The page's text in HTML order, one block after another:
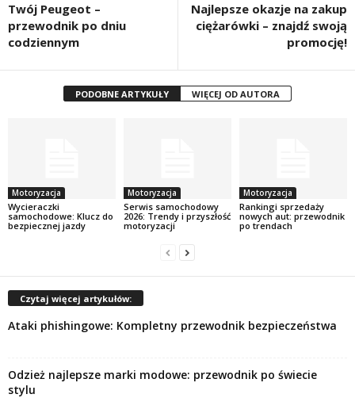
Twój Peugeot –
przewodnik po dniu
codziennym
Najlepsze okazje na zakup
ciężarówki – znajdź swoją
promocję!
PODOBNE ARTYKUŁY WIĘCEJ OD AUTORA
Motoryzacja
Wycieraczki
samochodowe: Klucz do
bezpiecznej jazdy
Motoryzacja
Serwis samochodowy
2026: Trendy i przyszłość
motoryzacji
Motoryzacja
Rankingi sprzedaży
nowych aut: przewodnik
po trendach
Czytaj więcej artykułów:
Ataki phishingowe: Kompletny przewodnik bezpieczeństwa
Odzież najlepsze marki modowe: przewodnik po świecie
stylu